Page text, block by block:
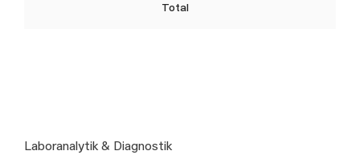
Total
Laboranalytik & Diagnostik